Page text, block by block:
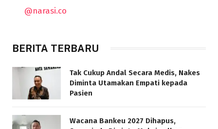
@narasi.co
BERITA TERBARU
Tak Cukup Andal Secara Medis, Nakes
Diminta Utamakan Empati kepada
Pasien
Wacana Bankeu 2027 Dihapus,